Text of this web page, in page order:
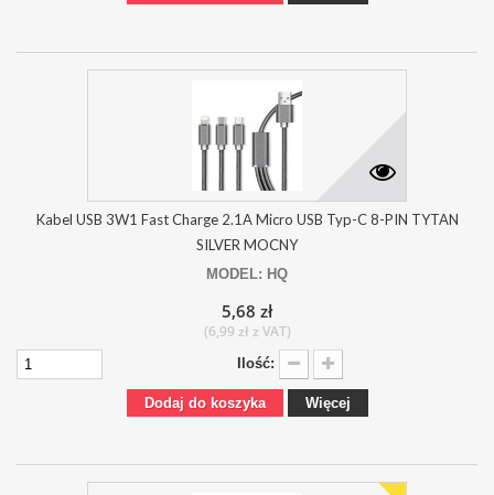
Kabel USB 3W1 Fast Charge 2.1A Micro USB Typ-C 8-PIN TYTAN
SILVER MOCNY
MODEL: HQ
5,68 zł
(6,99 zł z VAT)
Ilość:
Dodaj do koszyka Więcej